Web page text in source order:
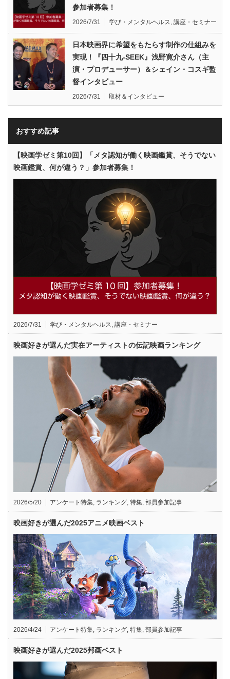
参加者募集！
2026/7/31 学び・メンタルヘルス, 講座・セミナー
日本映画界に希望をもたらす制作の仕組みを
実現！『四十九-SEEK』浅野寛介さん（主
演・プロデューサー）＆シェイン・コスギ監
督インタビュー
2026/7/31 取材＆インタビュー
おすすめ記事
【映画学ゼミ第10回】「メタ認知が働く映画鑑賞、そうでない
映画鑑賞、何が違う？」参加者募集！
2026/7/31 学び・メンタルヘルス, 講座・セミナー
映画好きが選んだ実在アーティストの伝記映画ランキング
2026/5/20 アンケート特集, ランキング, 特集, 部員参加記事
映画好きが選んだ2025アニメ映画ベスト
2026/4/24 アンケート特集, ランキング, 特集, 部員参加記事
映画好きが選んだ2025邦画ベスト